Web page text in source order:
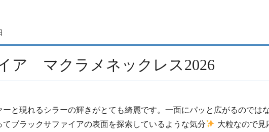
ア マクラメネックレス2026
と現れるシラーの輝きがとても綺麗です。一面にパッと広がるのでは
ブラックサファイアの表面を探索しているような気分
大粒なので